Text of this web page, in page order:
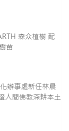
森众植樹 配
苗
辦事處新任林晨
人間佛教深耕本土